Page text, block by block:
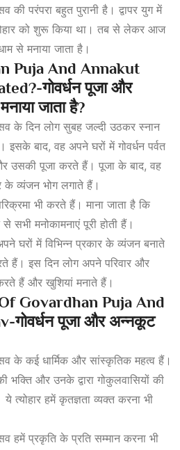
की परंपरा बहुत पुरानी है। द्वापर युग में
को शुरू किया था। तब से लेकर आज
से मनाया जाता है।
Puja And Annakut
गोवर्धन पूजा और
मनाया जाता है?
के दिन लोग सुबह जल्दी उठकर स्नान
बाद, वह अपने घरों में गोवर्धन पर्वत
उसकी पूजा करते हैं। पूजा के बाद, वह
के व्यंजन भोग लगाते हैं।
भी करते हैं। माना जाता है कि
सभी मनोकामनाएं पूरी होती हैं।
घरों में विभिन्न प्रकार के व्यंजन बनाते
हैं। इस दिन लोग अपने परिवार और
हैं और खुशियां मनाते हैं।
Govardhan Puja And
गोवर्धन पूजा और अन्नकूट
के कई धार्मिक और सांस्कृतिक महत्व हैं।
भक्ति और उनके द्वारा गोकुलवासियों की
त्योहार हमें कृतज्ञता व्यक्त करना भी
हमें प्रकृति के प्रति सम्मान करना भी